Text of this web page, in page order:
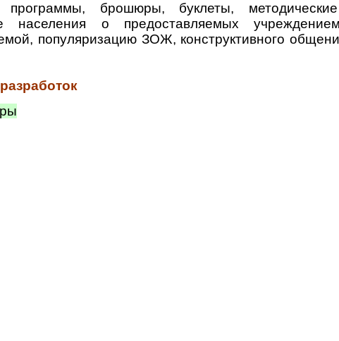
программы, брошюры, буклеты,
населения о предоставляемых
популяризацию ЗОЖ, конструктивного